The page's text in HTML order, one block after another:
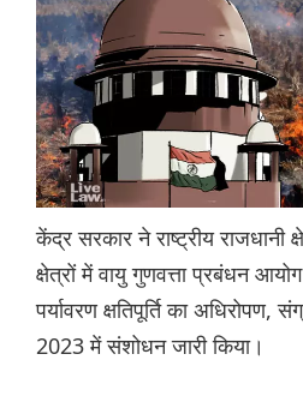
केंद्र सरकार ने राष्ट्रीय
क्षेत्रों में वायु गुणवत्ता प्रबंधन
पर्यावरण क्षतिपूर्ति का अधिरोपण,
2023 में संशोधन जारी किया।